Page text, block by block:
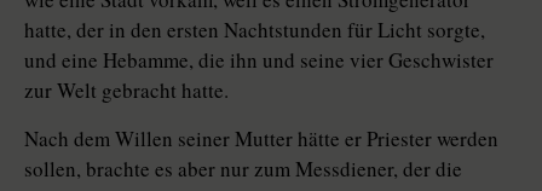
hatte, der in den ersten Nachtstunden für Licht sorgte,
und eine Hebamme, die ihn und seine vier Geschwister
zur Welt gebracht hatte.
Nach dem Willen seiner Mutter hätte er Priester werden
sollen, brachte es aber nur zum Messdiener, der die